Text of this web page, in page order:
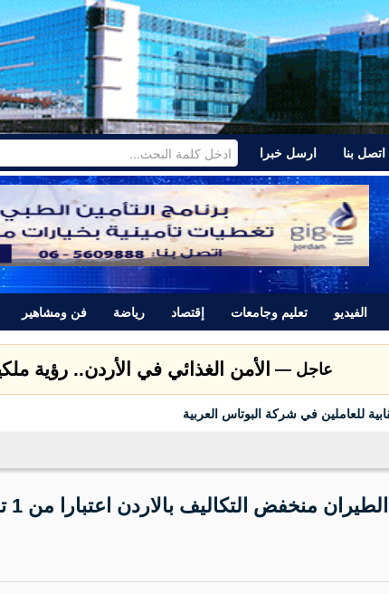
اتصل بنا ارسل خبرا
الفيديو تعليم وجامعات إقتصاد رياضة فن ومشاهير
عاجل — الأمن الغذائي في الأردن.. رؤية
للعاملين في شركة البوتاس العربية
منخفض التكاليف بالاردن اعتبارا من 1 تموز